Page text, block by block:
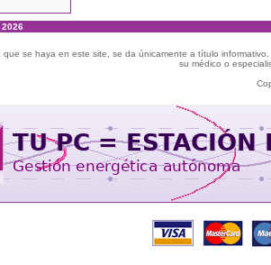
2026
que se haya en este site, se da únicamente a título
su médico o